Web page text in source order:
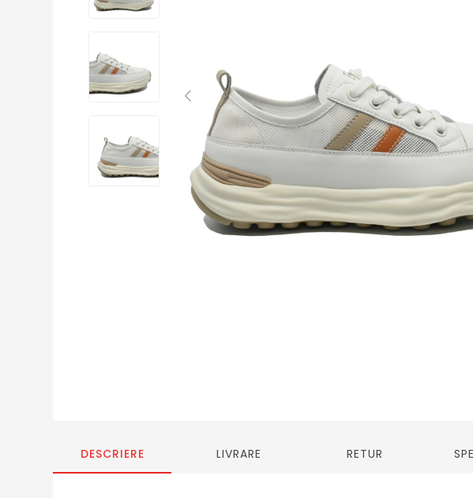
DESCRIERE LIVRARE RETUR